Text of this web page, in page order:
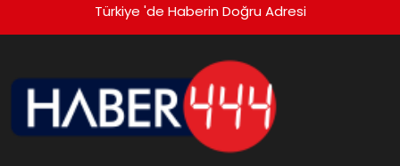
Türkiye 'de Haberin Doğru Adresi